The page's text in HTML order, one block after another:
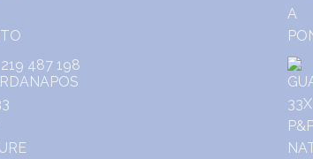
219 487 198